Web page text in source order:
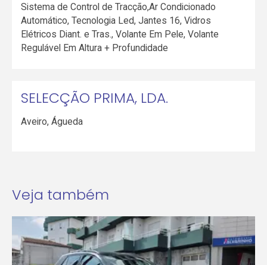
Sistema de Control de Tracção,Ar Condicionado
Automático, Tecnologia Led, Jantes 16, Vidros
Elétricos Diant. e Tras., Volante Em Pele, Volante
Regulável Em Altura + Profundidade
SELECÇÃO PRIMA, LDA.
Aveiro,Águeda
Veja também